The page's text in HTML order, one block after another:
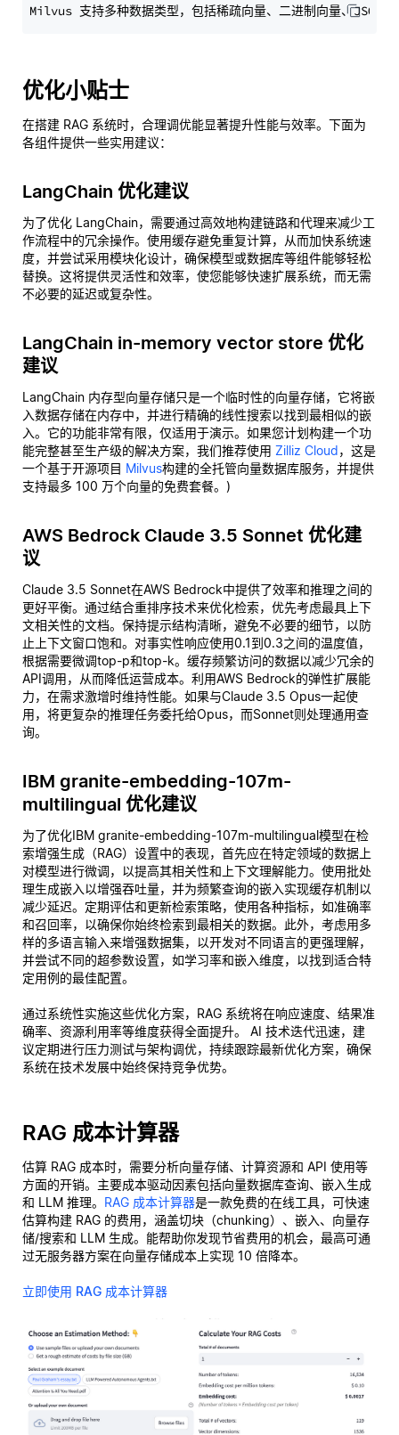
优化小贴士
在搭建 RAG 系统时，合理调优能显著提升性能与效率。下面为
各组件提供一些实用建议：
LangChain 优化建议
为了优化 LangChain，需要通过高效地构建链路和代理来减少工
作流程中的冗余操作。使用缓存避免重复计算，从而加快系统速
度，并尝试采用模块化设计，确保模型或数据库等组件能够轻松
替换。这将提供灵活性和效率，使您能够快速扩展系统，而无需
不必要的延迟或复杂性。
LangChain in-memory vector store 优化
建议
LangChain 内存型向量存储只是一个临时性的向量存储，它将嵌
入数据存储在内存中，并进行精确的线性搜索以找到最相似的嵌
入。它的功能非常有限，仅适用于演示。如果您计划构建一个功
能完整甚至生产级的解决方案，我们推荐使用 Zilliz Cloud，这是
一个基于开源项目 Milvus构建的全托管向量数据库服务，并提供
支持最多 100 万个向量的免费套餐。)
AWS Bedrock Claude 3.5 Sonnet 优化建
议
Claude 3.5 Sonnet在AWS Bedrock中提供了效率和推理之间的
更好平衡。通过结合重排序技术来优化检索，优先考虑最具上下
文相关性的文档。保持提示结构清晰，避免不必要的细节，以防
止上下文窗口饱和。对事实性响应使用0.1到0.3之间的温度值，
根据需要微调top-p和top-k。缓存频繁访问的数据以减少冗余的
API调用，从而降低运营成本。利用AWS Bedrock的弹性扩展能
力，在需求激增时维持性能。如果与Claude 3.5 Opus一起使
用，将更复杂的推理任务委托给Opus，而Sonnet则处理通用查
询。
IBM granite-embedding-107m-
multilingual 优化建议
为了优化IBM granite-embedding-107m-multilingual模型在检
索增强生成（RAG）设置中的表现，首先应在特定领域的数据上
对模型进行微调，以提高其相关性和上下文理解能力。使用批处
理生成嵌入以增强吞吐量，并为频繁查询的嵌入实现缓存机制以
减少延迟。定期评估和更新检索策略，使用各种指标，如准确率
和召回率，以确保你始终检索到最相关的数据。此外，考虑用多
样的多语言输入来增强数据集，以开发对不同语言的更强理解，
并尝试不同的超参数设置，如学习率和嵌入维度，以找到适合特
定用例的最佳配置。
通过系统性实施这些优化方案，RAG 系统将在响应速度、结果准
确率、资源利用率等维度获得全面提升。 AI 技术迭代迅速，建
议定期进行压力测试与架构调优，持续跟踪最新优化方案，确保
系统在技术发展中始终保持竞争优势。
RAG 成本计算器
估算 RAG 成本时，需要分析向量存储、计算资源和 API 使用等
方面的开销。主要成本驱动因素包括向量数据库查询、嵌入生成
和 LLM 推理。 RAG 成本计算器是一款免费的在线工具，可快速
估算构建 RAG 的费用，涵盖切块（chunking）、嵌入、向量存
储/搜索和 LLM 生成。能帮助你发现节省费用的机会，最高可通
过无服务器方案在向量存储成本上实现 10 倍降本。
立即使用 RAG 成本计算器